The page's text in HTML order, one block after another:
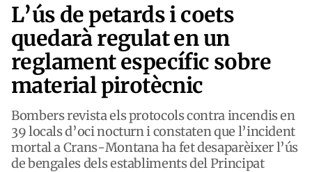
L’ús de petards i coets
quedarà regulat en un
reglament específic sobre
material pirotècnic
Bombers revista els protocols contra incendis en
39 locals d’oci nocturn i constaten que l’incident
mortal a Crans-Montana ha fet desaparèixer l’ús
de bengales dels establiments del Principat